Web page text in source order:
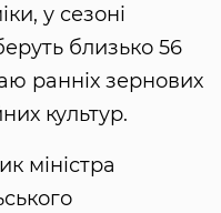
у сезоні
близько 56
ранніх зернових
культур.
міністра